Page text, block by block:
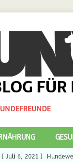
[ Juli 6, 2021 ]